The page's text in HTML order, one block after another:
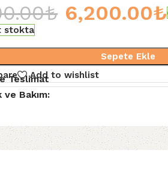
₺ 6,200.00₺
stokta
Sepete Ekle
Add to wishlist
Teslimat
ve Bakım: